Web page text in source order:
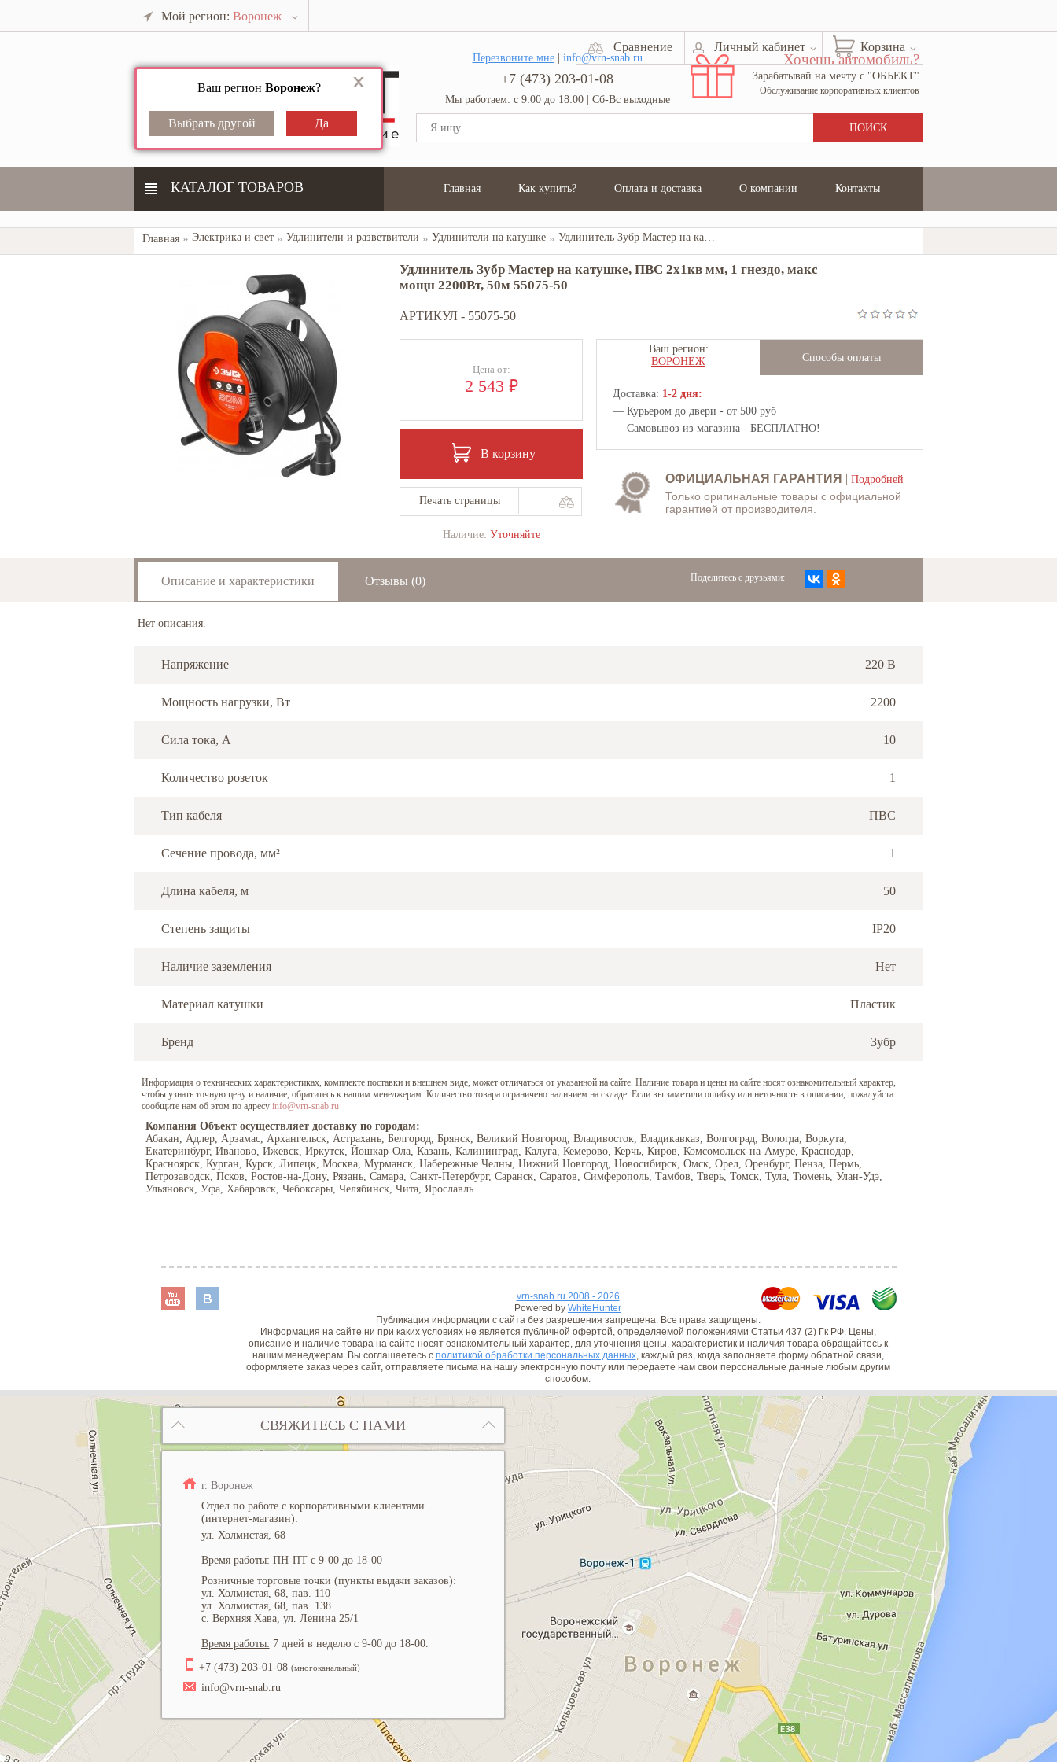
Мой регион: Воронеж
Ваш регион Воронеж?
Корзина
Личный кабинет
Сравнение
Перезвоните мне| info@vrn-snab.ru
+7 (473) 203-01-08
Мы работаем: с 9:00 до 18:00 | Сб-Вс выходные
Хочешь автомобиль?
Зарабатывай на мечту с "ОБЪЕКТ"
Обслуживание корпоративных клиентов
КАТАЛОГ ТОВАРОВ Главная Как купить? Оплата и доставка О компании Контакты
Главная Электрика и свет Удлинители и разветвители Удлинители на катушке Удлинитель Зубр Мастер на катушке, ПВС 2х1кв мм, 1 гнездо, макс мощн 2200Вт, 50м 55075-50
Удлинитель Зубр Мастер на катушке, ПВС 2х1кв мм, 1 гнездо, макс
мощн 2200Вт, 50м 55075-50
АРТИКУЛ - 55075-50
Цена от:
2 543 ₽
В корзину
Печать страницы
Наличие: Уточняйте
Ваш регион:
ВОРОНЕЖ
Способы оплаты
Доставка: 1-2 дня:
— Курьером до двери - от 500 руб
— Самовывоз из магазина - БЕСПЛАТНО!
ОФИЦИАЛЬНАЯ ГАРАНТИЯ | Подробней
Только оригинальные товары с официальной
гарантией от производителя.
Описание и характеристики Отзывы (0) Поделитесь с друзьями:
Нет описания.
Напряжение 220 В
Мощность нагрузки, Вт 2200
Сила тока, А 10
Количество розеток 1
Тип кабеля ПВС
Сечение провода, мм² 1
Длина кабеля, м 50
Степень защиты IP20
Наличие заземления Нет
Материал катушки Пластик
Бренд Зубр
Информация о технических характеристиках, комплекте поставки и внешнем виде, может отличаться от указанной на сайте. Наличие товара и цены на сайте носят ознакомительный характер,
чтобы узнать точную цену и наличие, обратитесь к нашим менеджерам. Количество товара ограничено наличием на складе. Если вы заметили ошибку или неточность в описании, пожалуйста
сообщите нам об этом по адресу info@vrn-snab.ru
Компания Объект осуществляет доставку по городам:
Абакан, Адлер, Арзамас, Архангельск, Астрахань, Белгород, Брянск, Великий Новгород, Владивосток, Владикавказ, Волгоград, Вологда, Воркута,
Екатеринбург, Иваново, Ижевск, Иркутск, Йошкар-Ола, Казань, Калининград, Калуга, Кемерово, Керчь, Киров, Комсомольск-на-Амуре, Краснодар,
Красноярск, Курган, Курск, Липецк, Москва, Мурманск, Набережные Челны, Нижний Новгород, Новосибирск, Омск, Орел, Оренбург, Пенза, Пермь,
Петрозаводск, Псков, Ростов-на-Дону, Рязань, Самара, Санкт-Петербург, Саранск, Саратов, Симферополь, Тамбов, Тверь, Томск, Тула, Тюмень, Улан-Удэ,
Ульяновск, Уфа, Хабаровск, Чебоксары, Челябинск, Чита, Ярославль
vrn-snab.ru 2008 - 2026
Powered by WhiteHunter
Публикация информации с сайта без разрешения запрещена. Все права защищены.
Информация на сайте ни при каких условиях не является публичной офертой, определяемой положениями Статьи 437 (2) Гк РФ. Цены,
описание и наличие товара на сайте носят ознакомительный характер, для уточнения цены, характеристик и наличия товара обращайтесь к
нашим менеджерам. Вы соглашаетесь с политикой обработки персональных данных, каждый раз, когда заполняете форму обратной связи,
оформляете заказ через сайт, отправляете письма на нашу электронную почту или передаете нам свои персональные данные любым другим
способом.
СВЯЖИТЕСЬ С НАМИ
г. Воронеж
Отдел по работе с корпоративными клиентами
(интернет-магазин):
ул. Холмистая, 68
Время работы: ПН-ПТ с 9-00 до 18-00
Розничные торговые точки (пункты выдачи заказов):
ул. Холмистая, 68, пав. 110
ул. Холмистая, 68, пав. 138
с. Верхняя Хава, ул. Ленина 25/1
Время работы: 7 дней в неделю с 9-00 до 18-00.
+7 (473) 203-01-08 (многоканальный)
info@vrn-snab.ru